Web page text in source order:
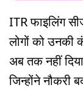
ITR फाइलिंग
लोगों को उनकी
अब तक नहीं
जिन्होंने